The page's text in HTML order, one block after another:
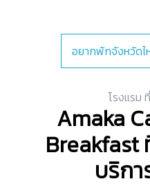
โรงแรม
Amaka
Breakfast
บริก